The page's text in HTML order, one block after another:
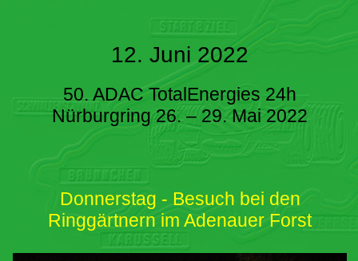
12. Juni 2022
50. ADAC TotalEnergies 24h
Nürburgring 26. – 29. Mai 2022
Donnerstag - Besuch bei den
Ringgärtnern im Adenauer Forst